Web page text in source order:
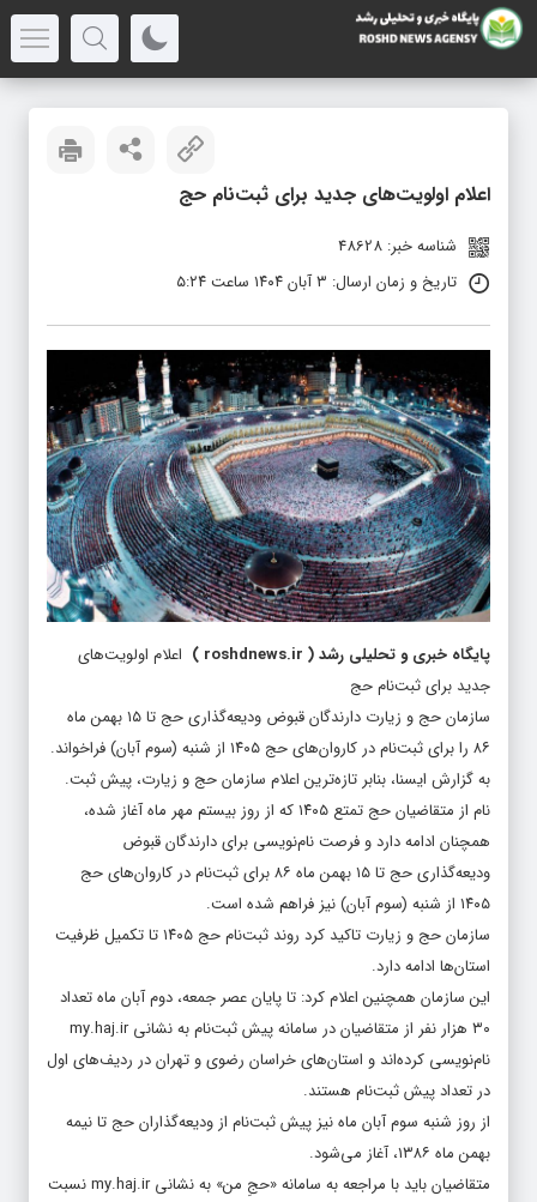
اعلام اولویت‌های جدید برای ثبت‌نام حج
شناسه خبر: 48628
تاریخ و زمان ارسال: ۳ آبان ۱۴۰۴ ساعت ۵:۲۴
پایگاه خبری و تحلیلی رشد(
roshdnews.ir
) اعلام اولویت‌های
جدید برای ثبت‌نام حج
سازمان حج و زیارت دارندگان قبوض ودیعه‌گذاری حج تا ۱۵ بهمن ماه
۸۶ را برای ثبت‌نام در کاروان‌های حج ۱۴۰۵ از شنبه (سوم آبان) فراخواند.
به گزارش ایسنا، بنابر تازه‌ترین اعلام سازمان حج و زیارت، پیش ثبت.
نام از متقاضیان حج تمتع ۱۴۰۵ که از روز بیستم مهر ماه آغاز شده،
همچنان ادامه دارد و فرصت نام‌نویسی برای دارندگان قبوض
ودیعه‌گذاری حج تا ۱۵ بهمن ماه ۸۶ برای ثبت‌نام در کاروان‌های حج
۱۴۰۵ از شنبه (سوم آبان) نیز فراهم شده است.
سازمان حج و زیارت تاکید کرد روند ثبت‌نام حج ۱۴۰۵ تا تکمیل ظرفیت
استان‌ها ادامه دارد.
این سازمان همچنین اعلام کرد: تا پایان عصر جمعه، دوم آبان ماه تعداد
۳۰ هزار نفر از متقاضیان در سامانه پیش ثبت‌نام به نشانی my.haj.ir
نام‌نویسی کرده‌اند و استان‌های خراسان رضوی و تهران در ردیف‌های اول
در تعداد پیش ثبت‌نام هستند.
از روز شنبه سوم آبان ماه نیز پیش ثبت‌نام از ودیعه‌گذاران حج تا نیمه
بهمن ماه ۱۳۸۶، آغاز می‌شود.
متقاضیان باید با مراجعه به سامانه «حجِ من» به نشانی my.haj.ir نسبت